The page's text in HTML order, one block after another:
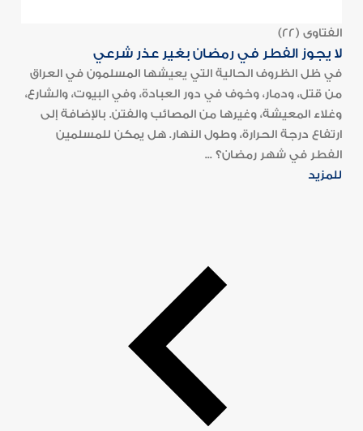
الفتاوى (22)
لا يجوز الفطر في رمضان بغير عذر شرعي
في ظل الظروف الحالية التي يعيشها المسلمون في العراق
من قتل، ودمار، وخوف في دور العبادة، وفي البيوت، والشارع،
وغلاء المعيشة، وغيرها من المصائب والفتن. بالإضافة إلى
ارتفاع درجة الحرارة، وطول النهار. هل يمكن للمسلمين
الفطر في شهر رمضان؟ ...
للمزيد